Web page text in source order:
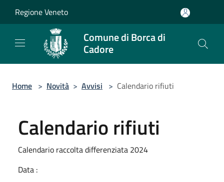
Regione Veneto
Comune di Borca di
Cadore
Home > Novità > Avvisi > Calendario rifiuti
Calendario rifiuti
Calendario raccolta differenziata 2024
Data :